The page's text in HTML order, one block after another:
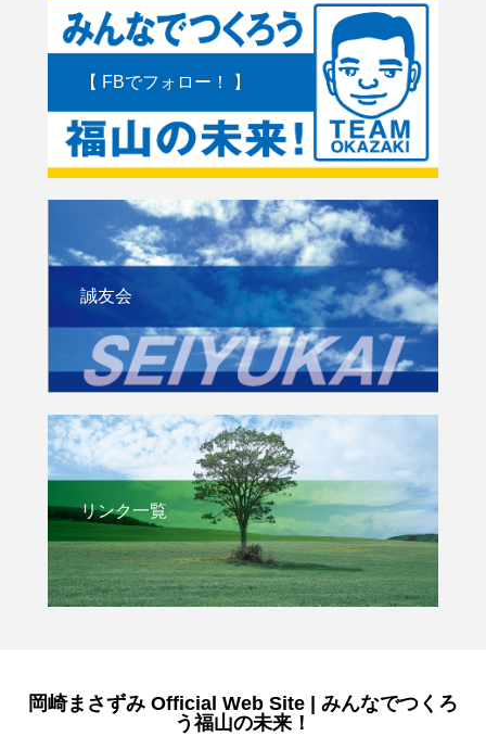
【 FBでフォロー！ 】
誠友会
リンク一覧
岡崎まさずみ Official Web Site | みんなでつくろ
う福山の未来！